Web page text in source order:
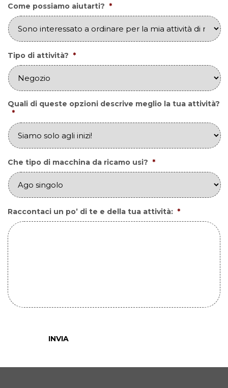
Come possiamo aiutarti? *
Tipo di attività? *
Quali di queste opzioni descrive meglio la tua attività?
*
Che tipo di macchina da ricamo usi? *
Raccontaci un po’ di te e della tua attività: *
INVIA